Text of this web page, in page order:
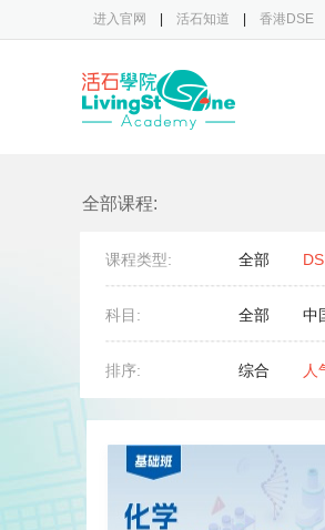
进入官网 活石知道 香港DSE
全部课程:
课程类型: 全部
科目: 全部 中
排序: 综合 人